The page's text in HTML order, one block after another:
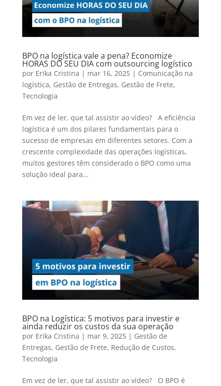
BPO na logística vale a pena? Economize
HORAS DO SEU DIA com outsourcing logístico
por Erika Cristina | mar 16, 2025| Comunicação na
logística, Gestão de Entregas, Gestão de Frete,
Tecnologia
Em vez de ler, que tal assistir ao vídeo? A eficiência
logística é um dos pilares fundamentais para o
sucesso de empresas em diferentes setores. Com a
crescente complexidade das operações logísticas,
muitos gestores têm considerado o BPO como uma
solução ideal para...
BPO na Logística: 5 motivos para investir e
ainda reduzir os custos da sua operação
por Erika Cristina | mar 9, 2025| Gestão de
Entregas, Gestão de Frete, Redução de Custos,
Tecnologia
Em vez de ler, que tal assistir ao vídeo? O BPO é